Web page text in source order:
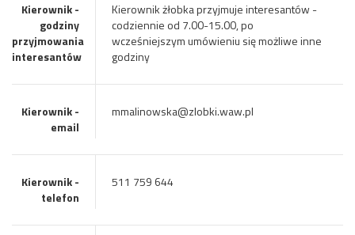
Kierownik -
godziny
przyjmowania
interesantów
Kierownik żłobka przyjmuje interesantów -
codziennie od 7.00-15.00, po
wcześniejszym umówieniu się możliwe inne
godziny
Kierownik -
email
mmalinowska@zlobki.waw.pl
Kierownik -
telefon
511 759 644